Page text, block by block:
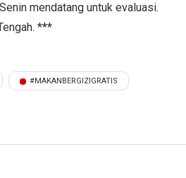
mendatang untuk evaluasi.
***
#MAKANBERGIZIGRATIS